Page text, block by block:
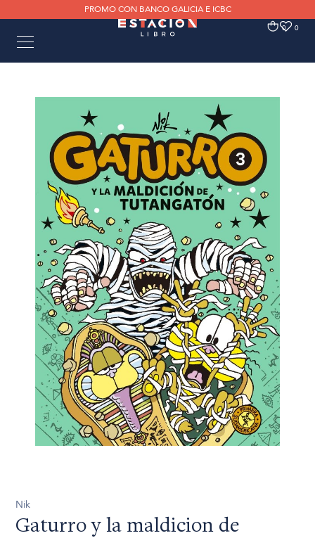
PROMO CON BANCO GALICIA E ICBC
0 0
Nik
Gaturro y la maldicion de